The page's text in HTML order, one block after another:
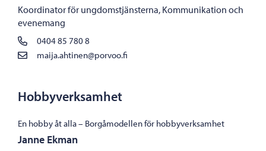
Koordinator för ungdomstjänsterna, Kommunikation och
evenemang
0404 85 780 8
maija.ahtinen@porvoo.fi
Hobbyverksamhet
En hobby åt alla – Borgåmodellen för hobbyverksamhet
Janne Ekman